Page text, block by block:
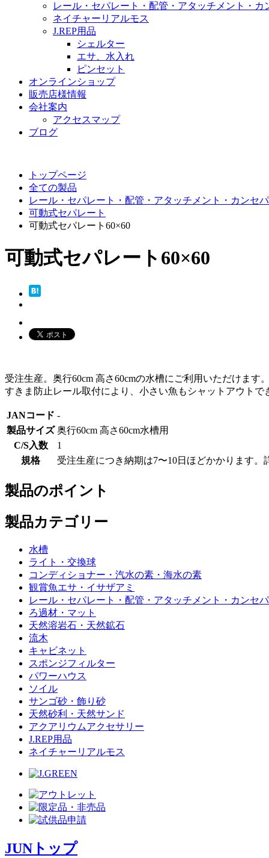
レール・セパレート・配管・アタッチメント・
ネイチャーリアルモス
J.REP用品
シェルター
エサ、水入れ
ピンセット
オンラインショップ
販売店様情報
会社案内
アクセスマップ
ブログ
トップページ
全ての製品
レール・セパレート・配管・アタッチメント・カンセ
可動式セパレート
可動式セパレート60×60
可動式セパレート60×60
受注生産。奥行60cm 高さ60cmの水槽にご利用いただけま
すきま防止レール取付により、小さい魚もシャットアウトで
JANコード -
製品サイズ 奥行60cm 高さ60cm水槽用
C/S入数
1
規格
受注生産につき納期は7〜10日ほどかかります。
製品のポイント
製品カテゴリー
水槽
ライト・交換球
コンディショナー・汽水の素・海水の素
観賞魚エサ・イサザアミ
レール・セパレート・配管・アタッチメント・カンセ
ろ過材・マット
天然溶岩石・天然鉱石
流木
キャビネット
スポンジフィルター
パワーハウス
ソイル
サンゴ砂・飾り砂
天然砂利・天然サンド
アクアリウムアクセサリー
J.REP用品
ネイチャーリアルモス
JUNトップ